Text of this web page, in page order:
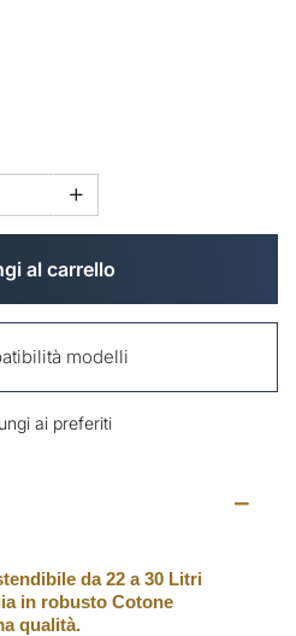
al carrello
modelli
ai preferiti
da 22 a 30 Litri
in robusto Cotone
qualità.